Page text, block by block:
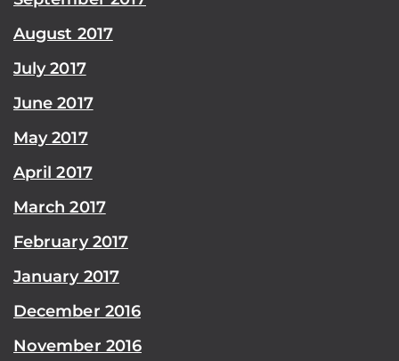
August 2017
July 2017
June 2017
May 2017
April 2017
March 2017
February 2017
January 2017
December 2016
November 2016